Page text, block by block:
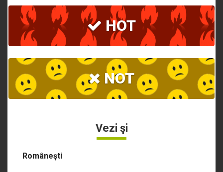
HOT
NOT
Vezi şi
Româneşti